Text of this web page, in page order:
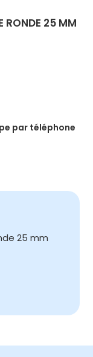
RONDE 25 MM
par téléphone
25 mm